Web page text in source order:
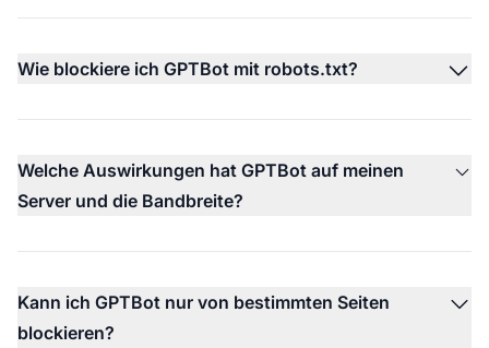
Wie blockiere ich GPTBot mit robots.txt?
Welche Auswirkungen hat GPTBot auf meinen
Server und die Bandbreite?
Kann ich GPTBot nur von bestimmten Seiten
blockieren?